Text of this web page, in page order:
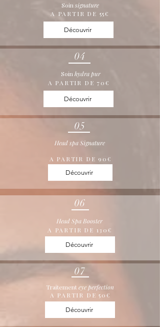
Soinsignature
A PARTIR DE 55€
Découvrir
04
Soinhydra pur
A PARTIR DE 70€
Découvrir
05
Head spa Signature
A PARTIR DE 90€
Découvrir
06
Head Spa Booster
A PARTIR DE 130€
Découvrir
07
Traitementeye perfection
A PARTIR DE 50€
Découvrir